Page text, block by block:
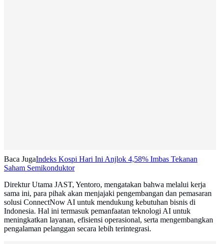
Baca JugaIndeks Kospi Hari Ini Anjlok 4,58% Imbas Tekanan
Saham Semikonduktor
Direktur Utama JAST, Yentoro, mengatakan bahwa melalui kerja
sama ini, para pihak akan menjajaki pengembangan dan pemasaran
solusi ConnectNow AI untuk mendukung kebutuhan bisnis di
Indonesia. Hal ini termasuk pemanfaatan teknologi AI untuk
meningkatkan layanan, efisiensi operasional, serta mengembangkan
pengalaman pelanggan secara lebih terintegrasi.